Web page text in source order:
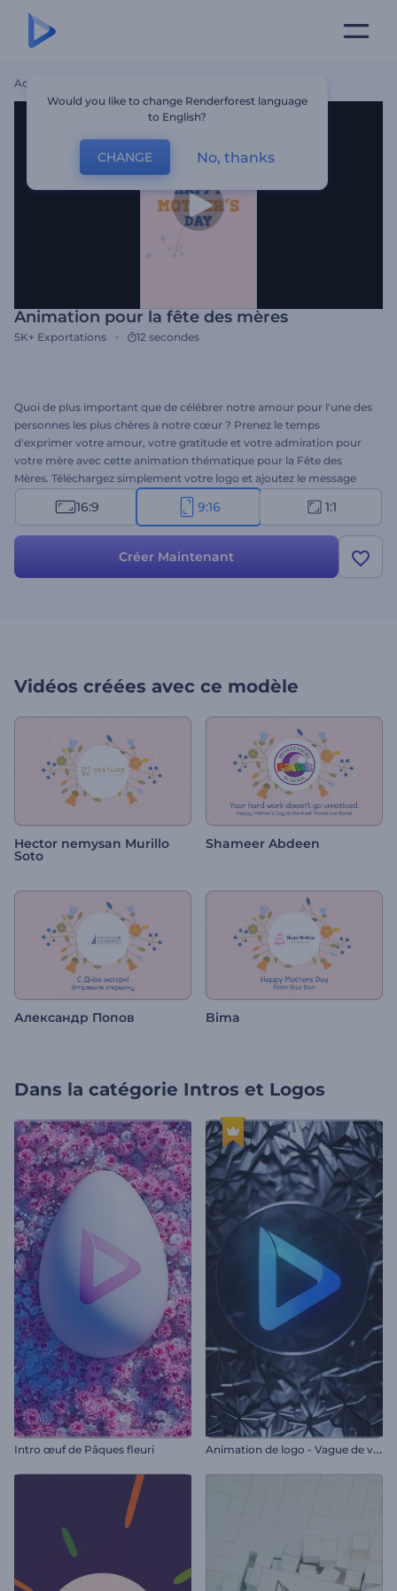
Accueil
Animation pour la fête des mères
5K+ Exportations 12 secondes
Quoi de plus important que de célébrer notre amour pour l'une des
personnes les plus chères à notre cœur ? Prenez le temps
d'exprimer votre amour, votre gratitude et votre admiration pour
votre mère avec cette animation thématique pour la Fête des
Mères. Téléchargez simplement votre logo et ajoutez le message
sincère que vous souhaitez partager en ce jour spécial. Préparez-
créer votre animation
remplie de vœux sincères venant du
16:9 9:16 1:1
Créer Maintenant
Vidéos créées avec ce modèle
Hector nemysan Murillo
Soto
Shameer Abdeen
Александр Попов Bima
Dans la catégorie Intros et Logos
Intro œuf de Pâques fleuri A
nimation de logo - Vague de verre brisé
Would you like to change Renderforest language
to English?
CHANGE No, thanks